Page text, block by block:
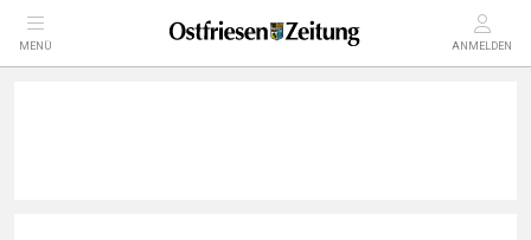
MENÜ ANMELDEN